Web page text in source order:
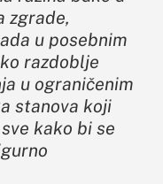
zgrade,
u posebnim
razdoblje
u ograničenim
stanova koji
kako bi se